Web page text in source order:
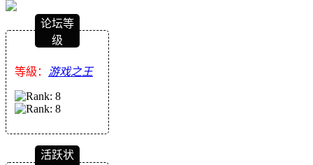
论坛等
级
等級： 游戏之王
活跃状